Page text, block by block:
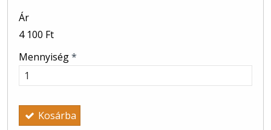
Ár
4 100 Ft
Mennyiség*
Kosárba